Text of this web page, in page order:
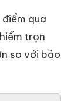
qua
trọn
so với bảo